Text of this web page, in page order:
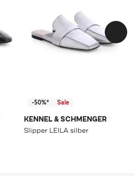
-50%* Sale
KENNEL & SCHMENGER
Slipper LEILA silber